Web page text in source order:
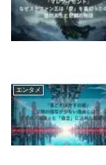
エンタメ